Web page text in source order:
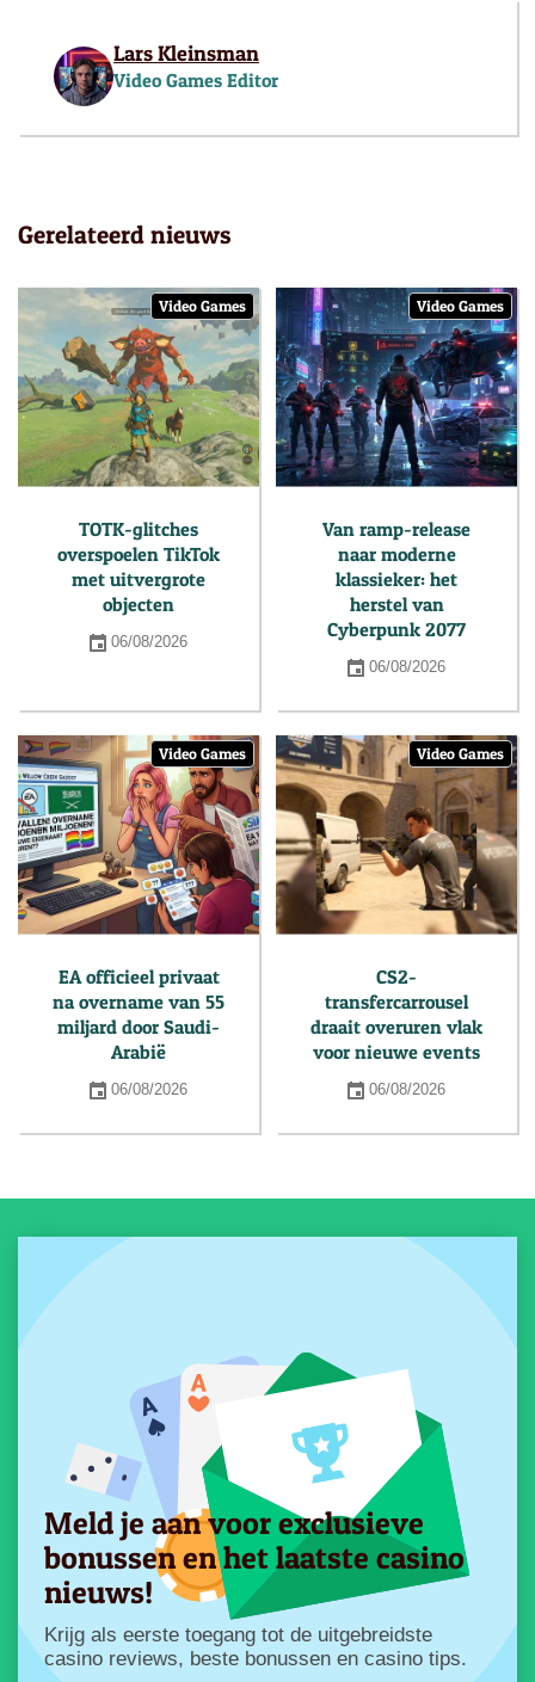
Lars Kleinsman
Video Games Editor
Gerelateerd nieuws
Video Games
TOTK-glitches
overspoelen TikTok
met uitvergrote
objecten
06/08/2026
Video Games
Van ramp-release
naar moderne
klassieker: het
herstel van
Cyberpunk 2077
06/08/2026
Video Games
EA officieel privaat
na overname van 55
miljard door Saudi-
Arabië
06/08/2026
Video Games
CS2-
transfercarrousel
draait overuren vlak
voor nieuwe events
06/08/2026
Meld je aan voor exclusieve
bonussen en het laatste casino
nieuws!
Krijg als eerste toegang tot de uitgebreidste
casino reviews, beste bonussen en casino tips.